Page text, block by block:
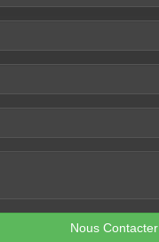
Nous Contacter